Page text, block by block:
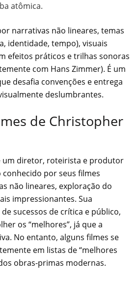
atômica.
narrativas não lineares, temas
identidade, tempo), visuais
efeitos práticos e trilhas sonoras
com Hans Zimmer). É um
desafia convenções e entrega
deslumbrantes.
de Christopher
um diretor, roteirista e produtor
por seus filmes
não lineares, exploração do
impressionantes. Sua
sucessos de crítica e público,
os “melhores”, já que a
No entanto, alguns filmes se
em listas de “melhores
obras-primas modernas.